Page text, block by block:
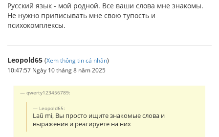
Русский язык - мой родной. Все ваши слова мне знакомы.
Не нужно приписывать мне свою тупость и
психокомплексы.
Leopold65 (Xem thông tin cá nhân)
10:47:57 Ngày 10 tháng 8 năm 2025
qwerty123456789:
Leopold65:
Laŭ mi, Вы просто ищите знакомые слова и
выражения и реагируете на них